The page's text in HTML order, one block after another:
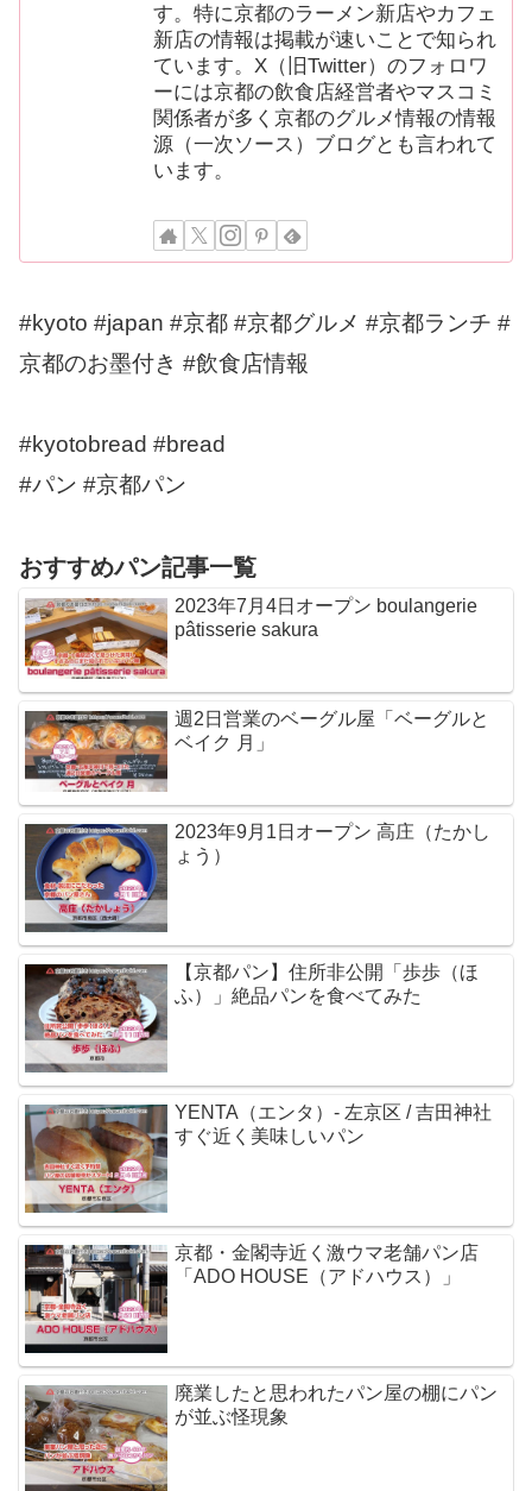
す。特に京都のラーメン新店やカフェ
新店の情報は掲載が速いことで知られ
ています。X（旧Twitter）のフォロワ
ーには京都の飲食店経営者やマスコミ
関係者が多く京都のグルメ情報の情報
源（一次ソース）ブログとも言われて
います。
#kyoto #japan #京都 #京都グルメ #京都ランチ #
京都のお墨付き #飲食店情報
#kyotobread #bread
#パン #京都パン
おすすめパン記事一覧
2023年7月4日オープン boulangerie
pâtisserie sakura
週2日営業のベーグル屋「ベーグルと
ベイク 月」
2023年9月1日オープン 高庄（たかし
ょう）
【京都パン】住所非公開「歩歩（ほ
ふ）」絶品パンを食べてみた
YENTA（エンタ）- 左京区 / 吉田神社
すぐ近く美味しいパン
京都・金閣寺近く激ウマ老舗パン店
「ADO HOUSE（アドハウス）」
廃業したと思われたパン屋の棚にパン
が並ぶ怪現象